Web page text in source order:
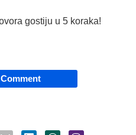
gostiju u 5 koraka!